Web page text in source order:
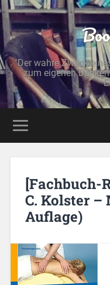
"Der wahre Zweck
zum eigenen
[Fachbuch-
C. Kolster –
Auflage)